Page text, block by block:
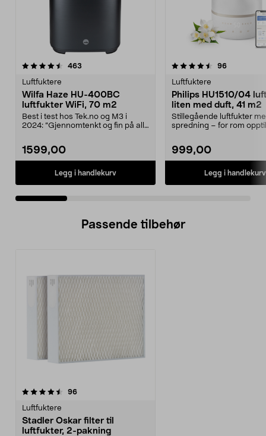
463
Luftfuktere
Wilfa Haze HU-400BC
luftfukter WiFi, 70 m2
Best i test hos Tek.no og M3 i
2024: ”Gjennomtenkt og fin på alle
1599,00
Legg i handlekurv
4.5 av 5 stjerner 96
Luftfuktere
Philips HU1510/04
liten med duft, 41 m2
Stillegående luftfukter
spredning – for rom opptil
999,00
Legg i handlekurv
4.5 av 5 stjerner
Passende tilbehør
96anmeldelser
Luftfuktere
Stadler Oskar filter til
luftfukter, 2-pakning